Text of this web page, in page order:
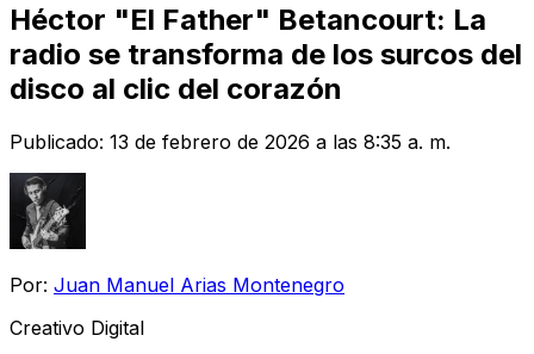
Héctor "El Father" Betancourt: La
radio se transforma de los surcos del
disco al clic del corazón
Publicado: 13 de febrero de 2026 a las 8:35 a. m.
Por: Juan Manuel Arias Montenegro
Creativo Digital